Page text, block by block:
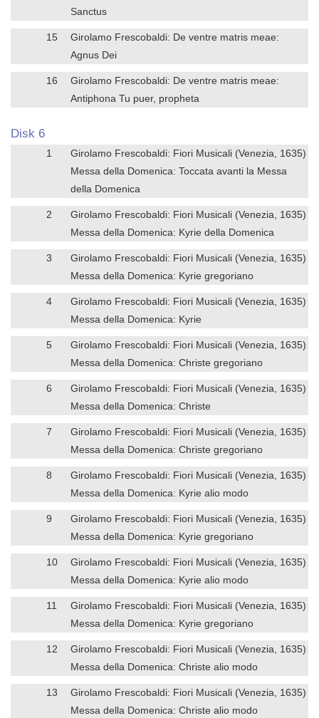
Sanctus
15
Girolamo Frescobaldi: De ventre matris meae:
Agnus Dei
16
Girolamo Frescobaldi: De ventre matris meae:
Antiphona Tu puer, propheta
Disk 6
1
Girolamo Frescobaldi: Fiori Musicali (Venezia, 1635)
Messa della Domenica: Toccata avanti la Messa
della Domenica
2
Girolamo Frescobaldi: Fiori Musicali (Venezia, 1635)
Messa della Domenica: Kyrie della Domenica
3
Girolamo Frescobaldi: Fiori Musicali (Venezia, 1635)
Messa della Domenica: Kyrie gregoriano
4
Girolamo Frescobaldi: Fiori Musicali (Venezia, 1635)
Messa della Domenica: Kyrie
5
Girolamo Frescobaldi: Fiori Musicali (Venezia, 1635)
Messa della Domenica: Christe gregoriano
6
Girolamo Frescobaldi: Fiori Musicali (Venezia, 1635)
Messa della Domenica: Christe
7
Girolamo Frescobaldi: Fiori Musicali (Venezia, 1635)
Messa della Domenica: Christe gregoriano
8
Girolamo Frescobaldi: Fiori Musicali (Venezia, 1635)
Messa della Domenica: Kyrie alio modo
9
Girolamo Frescobaldi: Fiori Musicali (Venezia, 1635)
Messa della Domenica: Kyrie gregoriano
10
Girolamo Frescobaldi: Fiori Musicali (Venezia, 1635)
Messa della Domenica: Kyrie alio modo
11
Girolamo Frescobaldi: Fiori Musicali (Venezia, 1635)
Messa della Domenica: Kyrie gregoriano
12
Girolamo Frescobaldi: Fiori Musicali (Venezia, 1635)
Messa della Domenica: Christe alio modo
13
Girolamo Frescobaldi: Fiori Musicali (Venezia, 1635)
Messa della Domenica: Christe alio modo